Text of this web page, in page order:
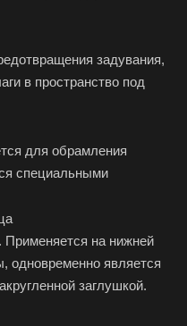
задувания,
в пространство под
для обрамления
специальными
Применяется на нижней
одновременно является
заглушкой.